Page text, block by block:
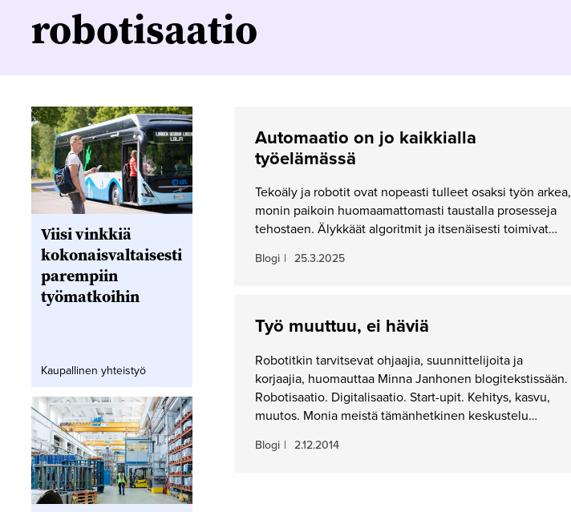
robotisaatio
Automaatio on jo kaikkialla
työelämässä
Tekoäly ja robotit ovat nopeasti tulleet osaksi työn arkea,
monin paikoin huomaamattomasti taustalla prosesseja
tehostaen. Älykkäät algoritmit ja itsenäisesti toimivat…
Blogi | 25.3.2025
Työ muuttuu, ei häviä
Robotitkin tarvitsevat ohjaajia, suunnittelijoita ja
korjaajia, huomauttaa Minna Janhonen blogitekstissään.
Robotisaatio. Digitalisaatio. Start-upit. Kehitys, kasvu,
muutos. Monia meistä tämänhetkinen keskustelu…
Blogi | 2.12.2014
Viisi vinkkiä
kokonaisvaltaisesti
parempiin
työmatkoihin
Kaupallinen yhteistyö